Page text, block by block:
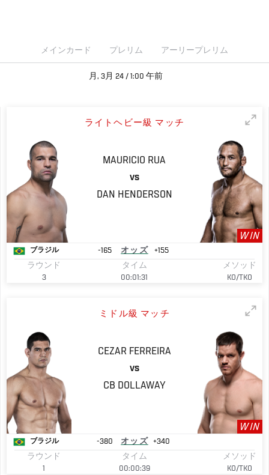
メインカード プレリム アーリープレリム
月, 3月 24 / 1:00 午前
ライトヘビー級 マッチ
MAURICIO RUA
VS
DAN HENDERSON
WIN
ブラジル -165 オッズ
+155
ラウンド
3
タイム
00:01:31
メソッド
KO/TKO
ミドル級 マッチ
CEZAR FERREIRA
VS
CB DOLLAWAY
WIN
ブラジル -380 オッズ
+340
ラウンド
1
タイム
00:00:39
メソッド
KO/TKO